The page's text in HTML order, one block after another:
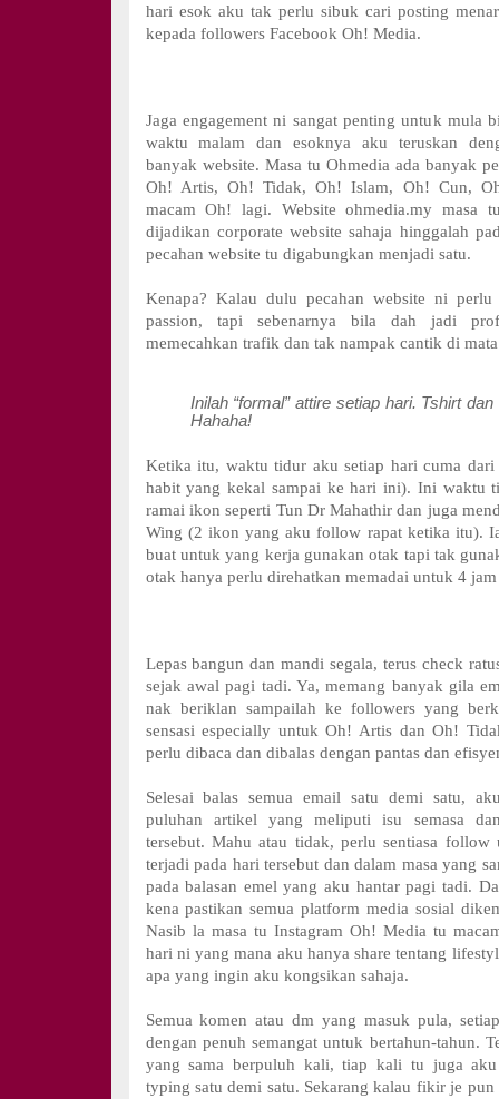
hari esok aku tak perlu sibuk cari posting
kepada followers Facebook Oh! Media.
Jaga engagement ni sangat penting untuk mula
waktu malam dan esoknya aku teruskan
banyak website. Masa tu Ohmedia ada banyak
Oh! Artis, Oh! Tidak, Oh! Islam, Oh! Cun,
macam Oh! lagi. Website ohmedia.my masa
dijadikan corporate website sahaja hinggalah
pecahan website tu digabungkan menjadi satu.
Kenapa? Kalau dulu pecahan website ni perlu
passion, tapi sebenarnya bila dah jadi
memecahkan trafik dan tak nampak cantik di
Inilah “formal” attire setiap hari. Tshirt
Hahaha!
Ketika itu, waktu tidur aku setiap hari cuma
habit yang kekal sampai ke hari ini). Ini waktu
ramai ikon seperti Tun Dr Mahathir dan juga
Wing (2 ikon yang aku follow rapat ketika itu).
buat untuk yang kerja gunakan otak tapi tak
otak hanya perlu direhatkan memadai untuk 4 jam
Lepas bangun dan mandi segala, terus check
sejak awal pagi tadi. Ya, memang banyak gila
nak beriklan sampailah ke followers yang
sensasi especially untuk Oh! Artis dan Oh!
perlu dibaca dan dibalas dengan pantas dan
Selesai balas semua email satu demi satu,
puluhan artikel yang meliputi isu semasa
tersebut. Mahu atau tidak, perlu sentiasa follow
terjadi pada hari tersebut dan dalam masa yang
pada balasan emel yang aku hantar pagi tadi.
kena pastikan semua platform media sosial
Nasib la masa tu Instagram Oh! Media tu
hari ni yang mana aku hanya share tentang
apa yang ingin aku kongsikan sahaja.
Semua komen atau dm yang masuk pula,
dengan penuh semangat untuk bertahun-tahun.
yang sama berpuluh kali, tiap kali tu juga aku
typing satu demi satu. Sekarang kalau fikir je